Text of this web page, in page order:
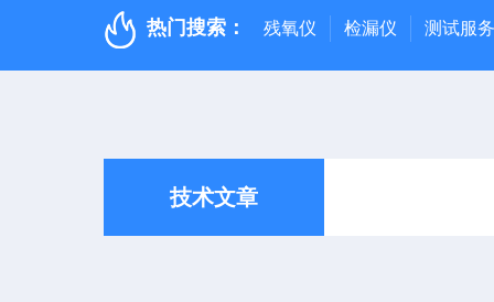
热门搜索： 残氧仪 检漏仪 测试服务
技术文章